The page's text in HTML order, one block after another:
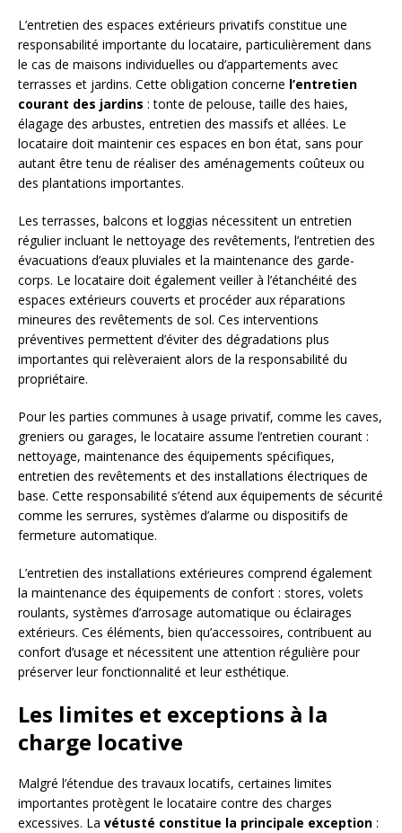
L’entretien des espaces extérieurs privatifs constitue une
responsabilité importante du locataire, particulièrement dans
le cas de maisons individuelles ou d’appartements avec
terrasses et jardins. Cette obligation concerne l’entretien
courant des jardins : tonte de pelouse, taille des haies,
élagage des arbustes, entretien des massifs et allées. Le
locataire doit maintenir ces espaces en bon état, sans pour
autant être tenu de réaliser des aménagements coûteux ou
des plantations importantes.
Les terrasses, balcons et loggias nécessitent un entretien
régulier incluant le nettoyage des revêtements, l’entretien des
évacuations d’eaux pluviales et la maintenance des garde-
corps. Le locataire doit également veiller à l’étanchéité des
espaces extérieurs couverts et procéder aux réparations
mineures des revêtements de sol. Ces interventions
préventives permettent d’éviter des dégradations plus
importantes qui relèveraient alors de la responsabilité du
propriétaire.
Pour les parties communes à usage privatif, comme les caves,
greniers ou garages, le locataire assume l’entretien courant :
nettoyage, maintenance des équipements spécifiques,
entretien des revêtements et des installations électriques de
base. Cette responsabilité s’étend aux équipements de sécurité
comme les serrures, systèmes d’alarme ou dispositifs de
fermeture automatique.
L’entretien des installations extérieures comprend également
la maintenance des équipements de confort : stores, volets
roulants, systèmes d’arrosage automatique ou éclairages
extérieurs. Ces éléments, bien qu’accessoires, contribuent au
confort d’usage et nécessitent une attention régulière pour
préserver leur fonctionnalité et leur esthétique.
Les limites et exceptions à la
charge locative
Malgré l’étendue des travaux locatifs, certaines limites
importantes protègent le locataire contre des charges
excessives. La vétusté constitue la principale exception :